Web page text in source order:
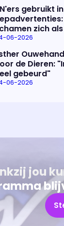
gebruikt in
zich
06-2026
de Dieren:
gebeurd"
06-2026
jou